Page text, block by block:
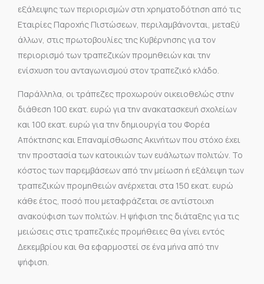
εξάλειψης των περιορισμών στη χρηματοδότηση από τις
Εταιρίες Παροχής Πιστώσεων, περιλαμβάνονται, μεταξύ
άλλων, στις πρωτοβουλίες της Κυβέρνησης για τον
περιορισμό των τραπεζικών προμηθειών και την
ενίσχυση του ανταγωνισμού στον τραπεζικό κλάδο.
Παράλληλα, οι τράπεζες προχωρούν οικειοθελώς στην
διάθεση 100 εκατ. ευρώ για την ανακατασκευή σχολείων
και 100 εκατ. ευρώ για την δημιουργία του Φορέα
Απόκτησης και Επαναμίσθωσης Ακινήτων που στόχο έχει
την προστασία των κατοικιών των ευάλωτων πολιτών. Το
κόστος των παρεμβάσεων από την μείωση ή εξάλειψη των
τραπεζικών προμηθειών ανέρχεται στα 150 εκατ. ευρώ
κάθε έτος, ποσό που μεταφράζεται σε αντίστοιχη
ανακούφιση των πολιτών. Η ψήφιση της διάταξης για τις
μειώσεις στις τραπεζικές προμήθειες θα γίνει εντός
Δεκεμβρίου και θα εφαρμοστεί σε ένα μήνα από την
ψήφιση.